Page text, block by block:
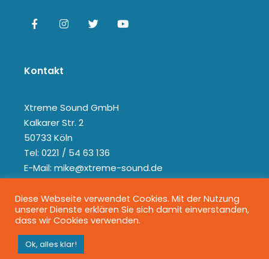
Kontakt
Xtreme Sound GmbH
Kalkarer Str. 2
50733 Köln
Tel: 0221 / 54 63 136
E-Mail: mike@xtreme-sound.de
Diese Webseite verwendet Cookies. Mit der Nutzung
unserer Dienste erklären Sie sich damit einverstanden,
dass wir Cookies verwenden.
Ok, alles klar!